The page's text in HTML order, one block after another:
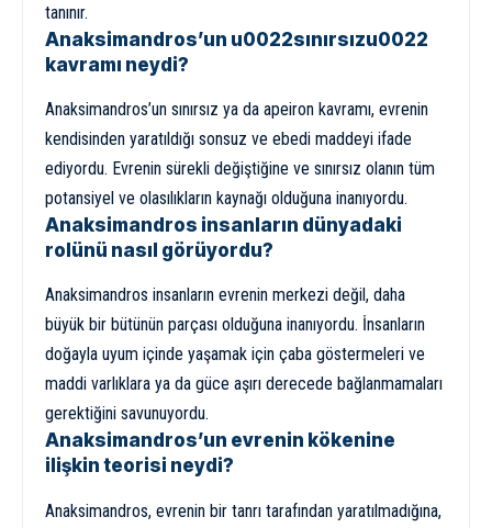
tanınır.
Anaksimandros’un u0022sınırsızu0022
kavramı neydi?
Anaksimandros’un sınırsız ya da apeiron kavramı, evrenin
kendisinden yaratıldığı sonsuz ve ebedi maddeyi ifade
ediyordu. Evrenin sürekli değiştiğine ve sınırsız olanın tüm
potansiyel ve olasılıkların kaynağı olduğuna inanıyordu.
Anaksimandros insanların dünyadaki
rolünü nasıl görüyordu?
Anaksimandros insanların evrenin merkezi değil, daha
büyük bir bütünün parçası olduğuna inanıyordu. İnsanların
doğayla uyum içinde yaşamak için çaba göstermeleri ve
maddi varlıklara ya da güce aşırı derecede bağlanmamaları
gerektiğini savunuyordu.
Anaksimandros’un evrenin kökenine
ilişkin teorisi neydi?
Anaksimandros, evrenin bir tanrı tarafından yaratılmadığına,